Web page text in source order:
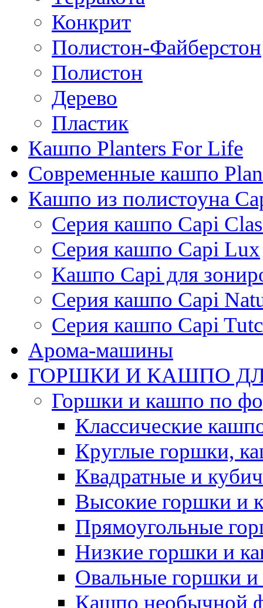
Конкрит
Полистон-Файберстон
Полистон
Дерево
Пластик
Кашпо Planters For Life
Современные кашпо
Кашпо из полистоуна
Серия кашпо Capi
Серия кашпо Capi Lux
Кашпо Capi для
Серия кашпо Capi
Серия кашпо Capi
Арома-машины
ГОРШКИ И КАШПО
Горшки и кашпо по
Классические
Круглые горшки,
Квадратные и
Высокие горшки и
Прямоугольные
Низкие горшки и
Овальные горшки
Кашпо необычной